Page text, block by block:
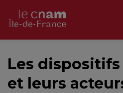
Les
et leurs